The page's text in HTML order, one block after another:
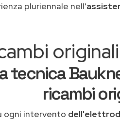
pluriennale nell'
tecnica
ricambi
ogni intervento